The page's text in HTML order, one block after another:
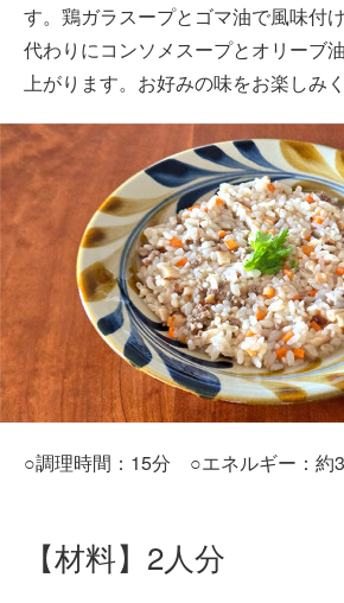
す。鶏ガラスープとゴマ油で風味付
代わりにコンソメスープとオリーブ
上がります。お好みの味をお楽しみく
○調理時間：15分 ○エネルギー：約
【材料】2人分